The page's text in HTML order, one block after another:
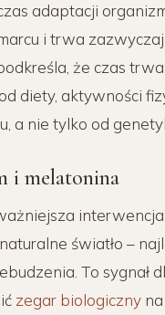
adaptacji
i trwa
że czas
diety, aktywności
a nie tylko od
i melatonina
światło –
To sygnał
zegar biologiczny